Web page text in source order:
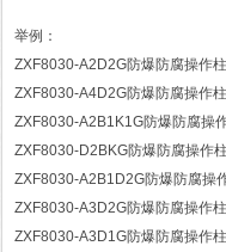
举例：
ZXF8030-A2D2G防爆防腐操作
ZXF8030-A4D2G防爆防腐操作柱
ZXF8030-A2B1K1G防爆防腐操
ZXF8030-D2BKG防爆防腐操作
ZXF8030-A2B1D2G防爆防腐操
ZXF8030-A3D2G防爆防腐操作柱
ZXF8030-A3D1G防爆防腐操作柱